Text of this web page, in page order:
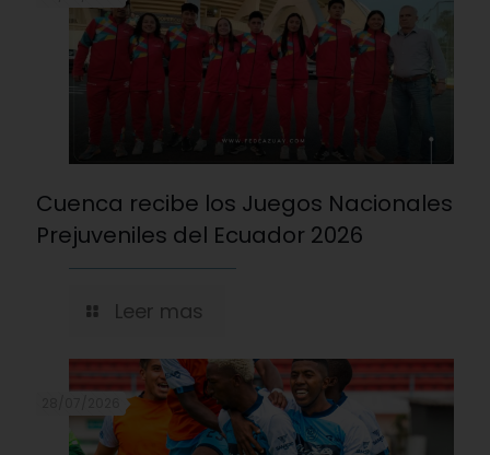
Cuenca recibe los Juegos Nacionales
Prejuveniles del Ecuador 2026
Leer mas